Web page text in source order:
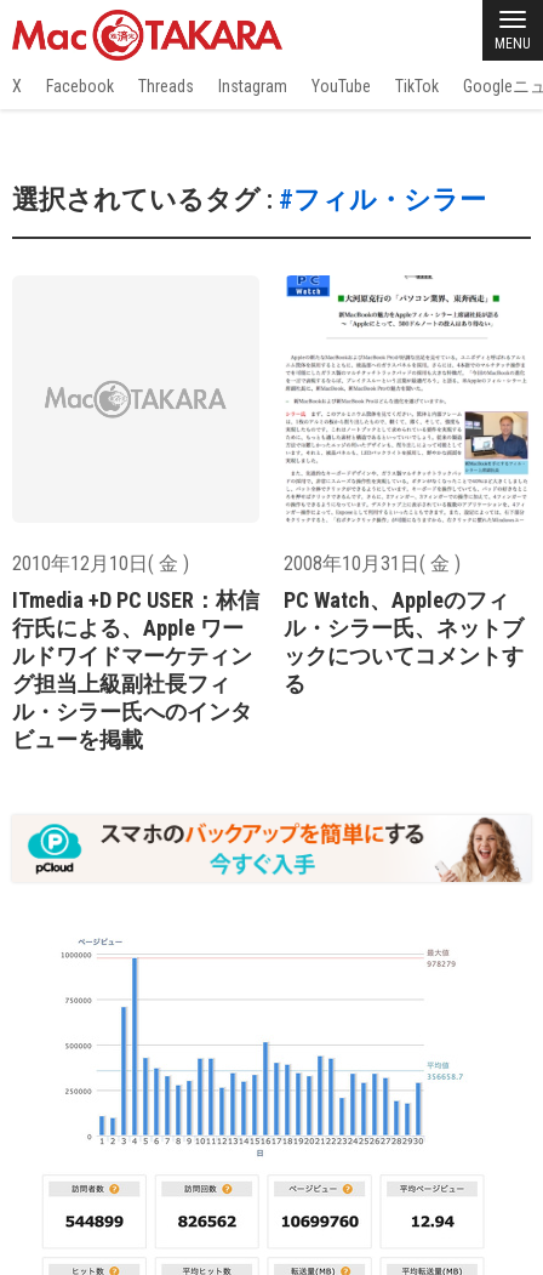
MENU
X Facebook Threads Instagram YouTube TikTok Googleニ
選択されているタグ : #フィル・シラー
2010年12月10日( 金 )
ITmedia +D PC USER：林信
行氏による、Apple ワー
ルドワイドマーケティン
グ担当上級副社長フィ
ル・シラー氏へのインタ
ビューを掲載
2008年10月31日( 金 )
PC Watch、Appleのフィ
ル・シラー氏、ネットブ
ックについてコメントす
る